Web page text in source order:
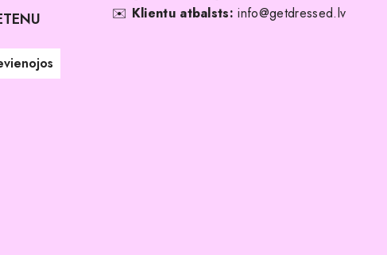
✉️ Klientu atbalsts: info@getdressed.lv